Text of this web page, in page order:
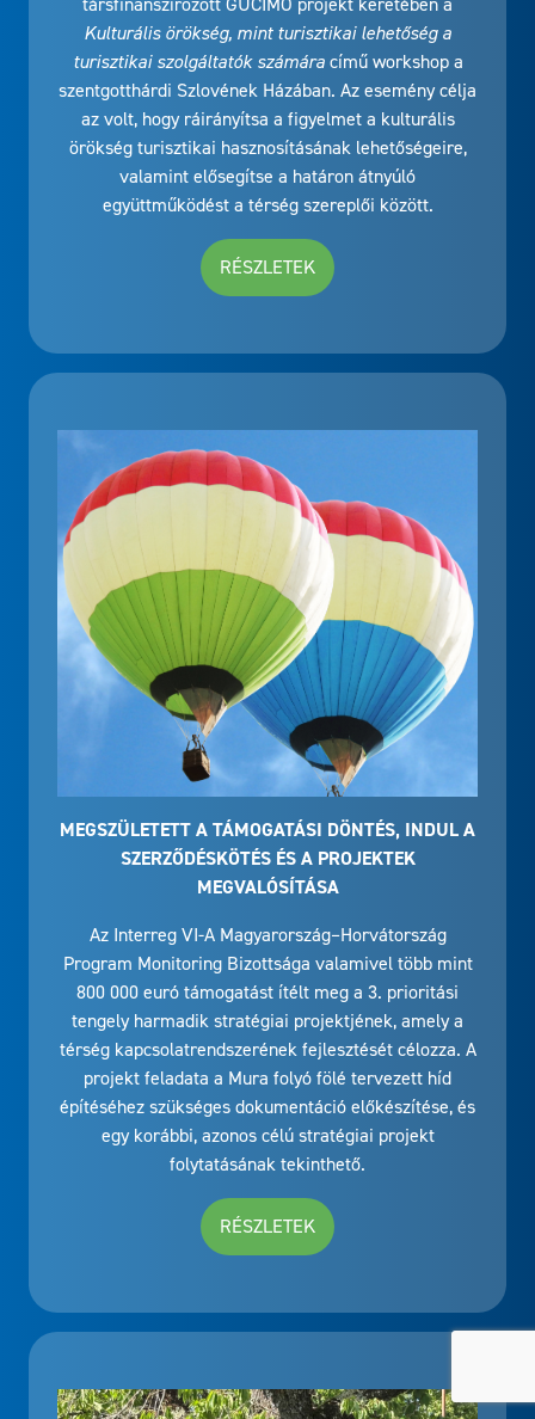
Kulturális örökség, mint turisztikai lehetőség a
turisztikai szolgáltatók számáracímű workshop a
szentgotthárdi Szlovének Házában. Az esemény célja
az volt, hogy ráirányítsa a figyelmet a kulturális
örökség turisztikai hasznosításának lehetőségeire,
valamint elősegítse a határon átnyúló
együttműködést a térség szereplői között.
RÉSZLETEK
MEGSZÜLETETT A TÁMOGATÁSI DÖNTÉS, INDUL A
SZERZŐDÉSKÖTÉS ÉS A PROJEKTEK
MEGVALÓSÍTÁSA
Az Interreg VI-A Magyarország–Horvátország
Program Monitoring Bizottsága valamivel több mint
800 000 euró támogatást ítélt meg a 3. prioritási
tengely harmadik stratégiai projektjének, amely a
térség kapcsolatrendszerének fejlesztését célozza. A
projekt feladata a Mura folyó fölé tervezett híd
építéséhez szükséges dokumentáció előkészítése, és
egy korábbi, azonos célú stratégiai projekt
folytatásának tekinthető.
RÉSZLETEK